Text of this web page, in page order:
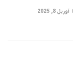
آوریل 8, 2025